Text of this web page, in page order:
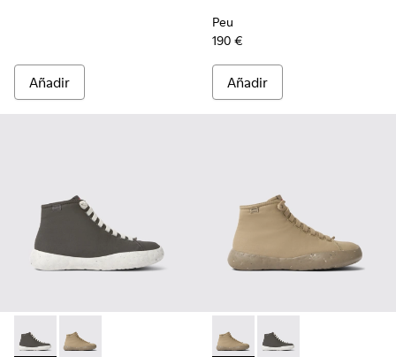
Añadir
Peu
190 €
Añadir
Peu Stadium - K400624-004 - Sneakers grises para mujer
Peu Stadium - K400624-005 - Sneakers beiges para
Peu Stadium - K400624-
Peu Stadium -